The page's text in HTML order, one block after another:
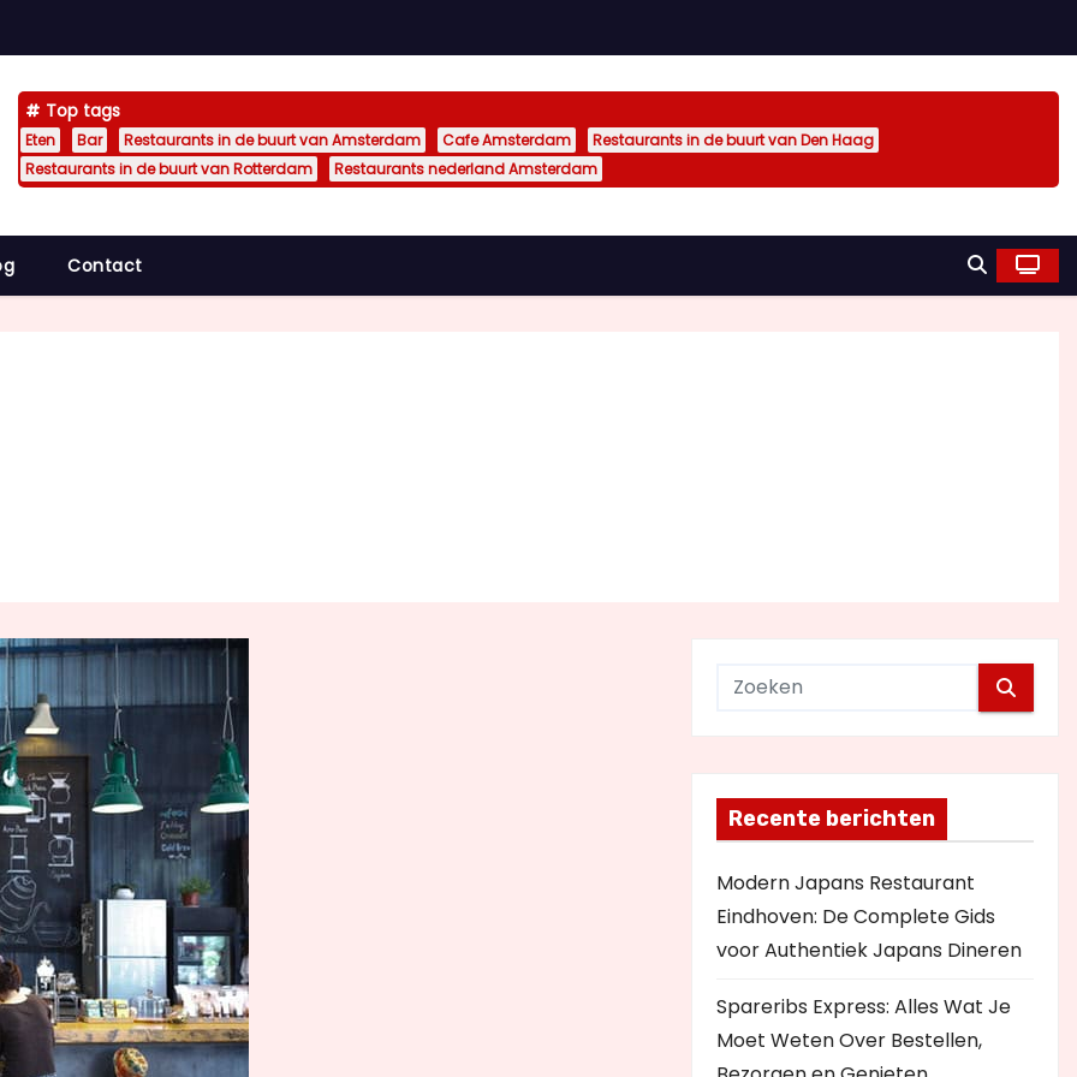
Top tags
Eten Bar Restaurants in de buurt van Amsterdam Cafe Amsterdam
Restaurants in de buurt van Den Haag
Restaurants in de buurt van Rotterdam
Restaurants nederland Amsterdam
Contact
Recente berichten
Modern Japans Restaurant
Eindhoven: De Complete Gids
voor Authentiek Japans Dineren
Spareribs Express: Alles Wat Je
Moet Weten Over Bestellen,